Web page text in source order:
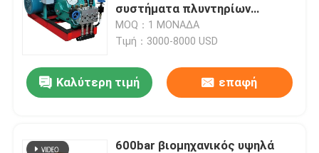
συστήματα πλυντηρίων
11600psi πίεσης
MOQ：1 ΜΟΝΑΔΑ
Τιμή：3000-8000 USD
Καλύτερη τιμή επαφή
600bar βιομηχανικός υψηλά